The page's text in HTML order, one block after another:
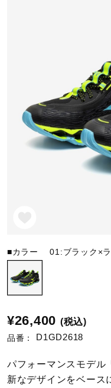
野球
ゴルフ
■カラー01:ブラック×
¥26,400 (税込)
品番： D1GD2618
パフォーマンスモデ
新なデザインをベース